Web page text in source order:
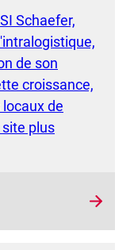
Schaefer,
de son
croissance,
de
plus